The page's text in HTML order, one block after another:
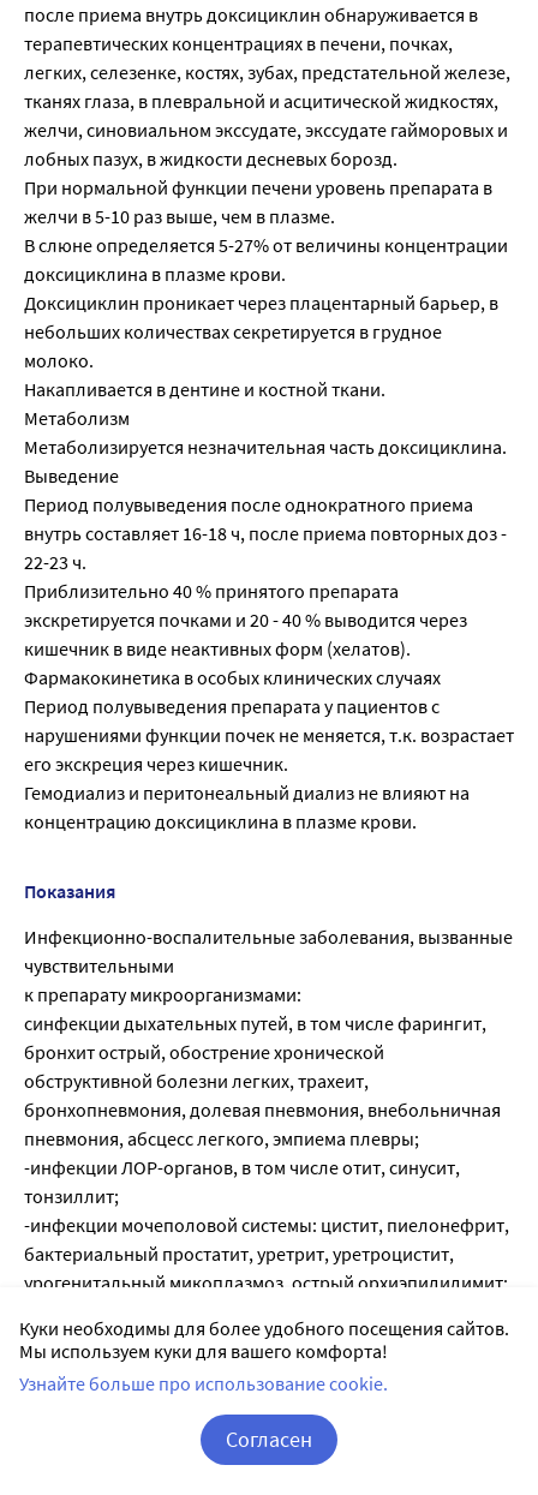
после приема внутрь доксициклин обнаруживается в
терапевтических концентрациях в печени, почках,
легких, селезенке, костях, зубах, предстательной железе,
тканях глаза, в плевральной и асцитической жидкостях,
желчи, синовиальном экссудате, экссудате гайморовых и
лобных пазух, в жидкости десневых борозд.
При нормальной функции печени уровень препарата в
желчи в 5-10 раз выше, чем в плазме.
В слюне определяется 5-27% от величины концентрации
доксициклина в плазме крови.
Доксициклин проникает через плацентарный барьер, в
небольших количествах секретируется в грудное
молоко.
Накапливается в дентине и костной ткани.
Метаболизм
Метаболизируется незначительная часть доксициклина.
Выведение
Период полувыведения после однократного приема
внутрь составляет 16-18 ч, после приема повторных доз -
22-23 ч.
Приблизительно 40 % принятого препарата
экскретируется почками и 20 - 40 % выводится через
кишечник в виде неактивных форм (хелатов).
Фармакокинетика в особых клинических случаях
Период полувыведения препарата у пациентов с
нарушениями функции почек не меняется, т.к. возрастает
его экскреция через кишечник.
Гемодиализ и перитонеальный диализ не влияют на
концентрацию доксициклина в плазме крови.
Показания
Инфекционно-воспалительные заболевания, вызванные
чувствительными
к препарату микроорганизмами:
синфекции дыхательных путей, в том числе фарингит,
бронхит острый, обострение хронической
обструктивной болезни легких, трахеит,
бронхопневмония, долевая пневмония, внебольничная
пневмония, абсцесс легкого, эмпиема плевры;
-инфекции ЛОР-органов, в том числе отит, синусит,
тонзиллит;
-инфекции мочеполовой системы: цистит, пиелонефрит,
бактериальный простатит, уретрит, уретроцистит,
урогенитальный микоплазмоз, острый орхиэпидидимит;
составе комбинированной терапии; в том числе
инфекции, передающиеся половым путем:
урогенитальный хламидиоз, сифилис у пациентов с
непереносимостью пенициллинов, неосложненная
гонорея (как альтернативная терапия), паховая
Куки необходимы для более удобного посещения сайтов.
Мы используем куки для вашего комфорта!
Узнайте больше про использование cookie.
Согласен